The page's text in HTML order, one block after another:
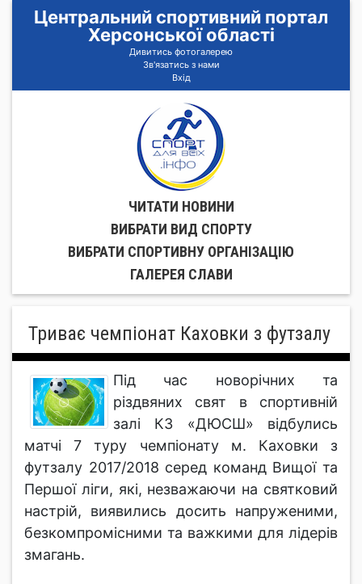
Центральний спортивний портал
Херсонської області
Дивитись фотогалерею
Зв'язатись з нами
Вхід
ЧИТАТИ НОВИНИ
ВИБРАТИ ВИД СПОРТУ
ВИБРАТИ СПОРТИВНУ ОРГАНIЗАЦIЮ
ГАЛЕРЕЯ СЛАВИ
Триває чемпіонат Каховки з футзалу
Під час новорічних та
різдвяних свят в спортивній
залі КЗ «ДЮСШ» відбулись
матчі 7 туру чемпіонату м. Каховки з
футзалу 2017/2018 серед команд Вищої та
Першої ліги, які, незважаючи на святковий
настрій, виявились досить напруженими,
безкомпромісними та важкими для лідерів
змагань.